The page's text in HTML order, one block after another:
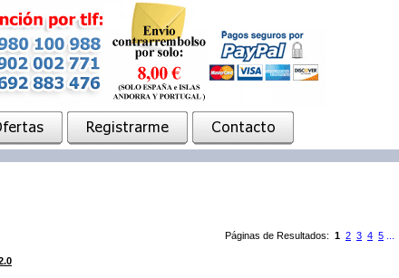
Páginas de Resultados: 1 2 3 4 5